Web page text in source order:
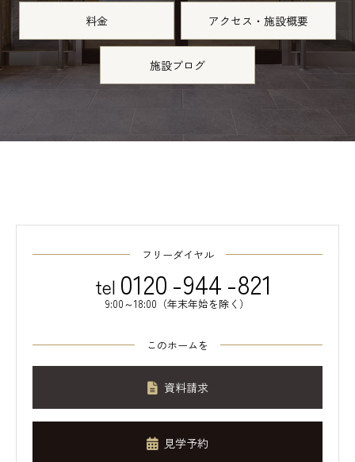
料金 アクセス・施設概要
施設ブログ
フリーダイヤル
tel 0120-944-821
9:00～18:00（年末年始を除く）
このホームを
資料請求
見学予約